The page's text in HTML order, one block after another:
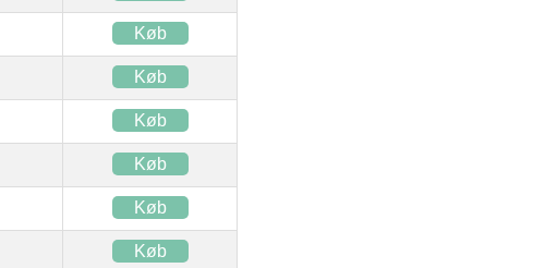
Køb
Køb
Køb
Køb
Køb
Køb